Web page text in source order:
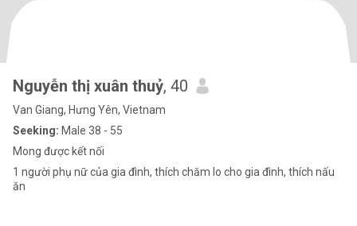
Nguyễn thị xuân thuỷ, 40
Van Giang, Hưng Yên, Vietnam
Seeking: Male 38 - 55
Mong được kết nối
1 người phụ nữ của gia đình, thích chăm lo cho gia đình, thích nấu
ăn